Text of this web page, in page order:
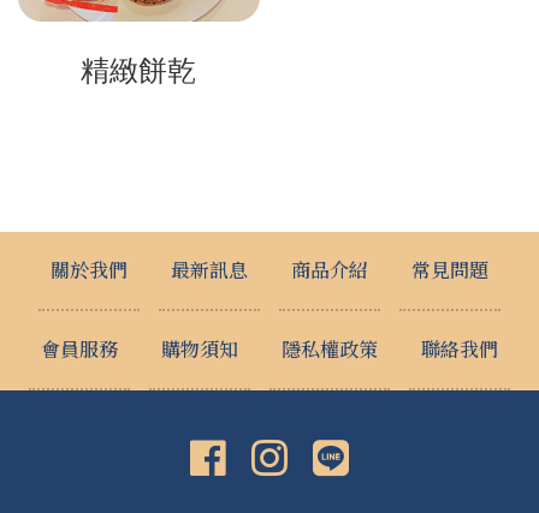
精緻餅乾
關於我們 最新訊息 商品介紹 常見問題
會員服務 購物須知 隱私權政策 聯絡我們